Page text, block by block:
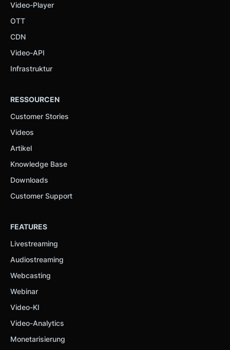
Video-Player
OTT
CDN
Video-API
Infrastruktur
RESSOURCEN
Customer Stories
Videos
Artikel
Knowledge Base
Downloads
Customer Support
FEATURES
Livestreaming
Audiostreaming
Webcasting
Webinar
Video-KI
Video-Analytics
Monetarisierung